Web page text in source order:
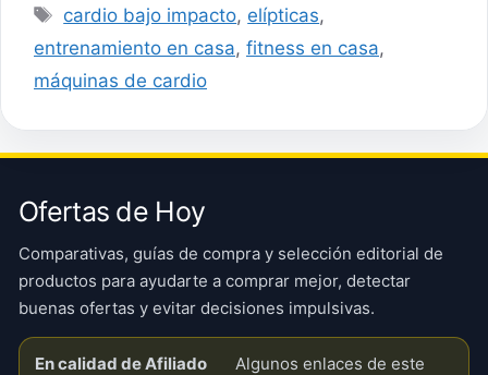
Etiquetas
cardio bajo impacto, elípticas,
entrenamiento en casa, fitness en casa,
máquinas de cardio
Ofertas de Hoy
Comparativas, guías de compra y selección editorial de
productos para ayudarte a comprar mejor, detectar
buenas ofertas y evitar decisiones impulsivas.
En calidad de Afiliado
Algunos enlaces de este